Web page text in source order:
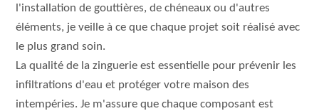
l'installation de gouttières, de chéneaux ou d'autres
éléments, je veille à ce que chaque projet soit réalisé avec
le plus grand soin.
La qualité de la zinguerie est essentielle pour prévenir les
infiltrations d'eau et protéger votre maison des
intempéries. Je m'assure que chaque composant est